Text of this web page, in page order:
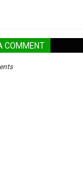
COMMENT